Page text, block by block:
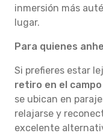
inmersión más
lugar.
Para quienes
Si prefieres estar
retiro en el campo
se ubican en
relajarse y
excelente